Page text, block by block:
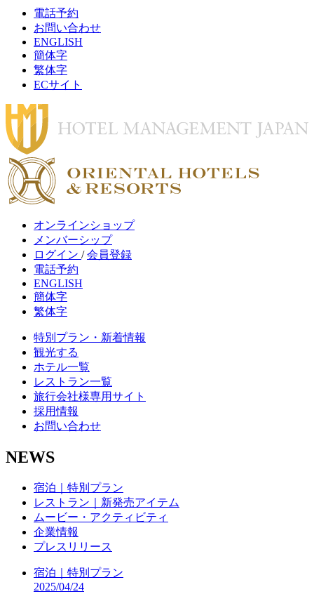
電話予約
お問い合わせ
ENGLISH
簡体字
繁体字
ECサイト
オンラインショップ
メンバーシップ
ログイン /会員登録
電話予約
ENGLISH
簡体字
繁体字
特別プラン・新着情報
観光する
ホテル一覧
レストラン一覧
旅行会社様専用サイト
採用情報
お問い合わせ
NEWS
宿泊｜特別プラン
レストラン｜新発売アイテム
ムービー・アクティビティ
企業情報
プレスリリース
宿泊｜特別プラン
2025/04/24